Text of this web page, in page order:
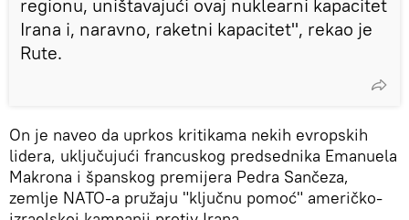
regionu, uništavajući ovaj nuklearni kapacitet
Irana i, naravno, raketni kapacitet", rekao je
Rute.
On je naveo da uprkos kritikama nekih evropskih
lidera, uključujući francuskog predsednika Emanuela
Makrona i španskog premijera Pedra Sančeza,
zemlje NATO-a pružaju "ključnu pomoć" američko-